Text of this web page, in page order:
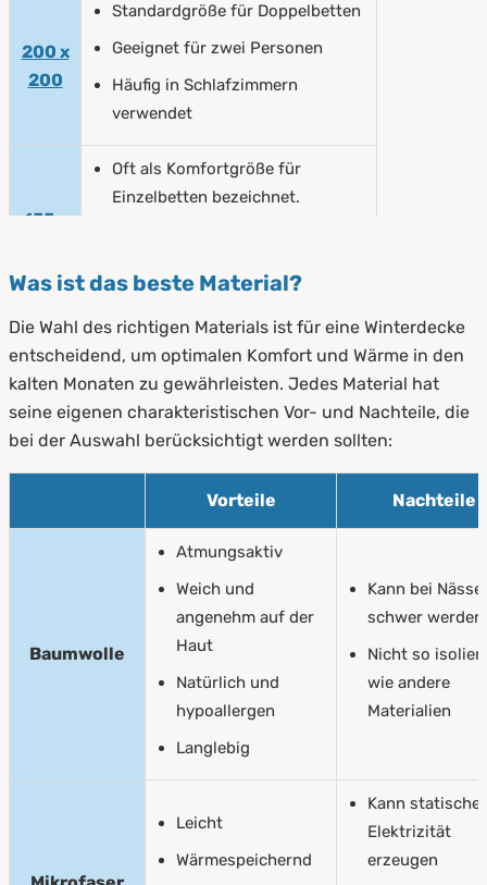
200 x
200öffnet in neuem Fenster
Standardgröße für Doppelbetten
Geeignet für zwei Personen
Häufig in Schlafzimmern
verwendet
155 x
Oft als Komfortgröße für
Einzelbetten bezeichnet.
geeignet.
200 x
220öffnet in neuem Fenster
Verlängerte Doppelbettgröße
Zusätzliche Länge für größere
Personen oder Überhang am
Fußende
Was ist das beste Material?
Die Wahl des richtigen Materials ist für eine Winterdecke
entscheidend, um optimalen Komfort und Wärme in den
kalten Monaten zu gewährleisten. Jedes Material hat
seine eigenen charakteristischen Vor- und Nachteile, die
bei der Auswahl berücksichtigt werden sollten:
Vorteile Nachteile
Baumwolle
Atmungsaktiv
Weich und
angenehm auf der
Haut
Natürlich und
hypoallergen
Langlebig
Kann bei Nässe
schwer werden
Nicht so
wie andere
Materialien
Leicht
Wärmespeichernd
Kann statische
Elektrizität
erzeugen